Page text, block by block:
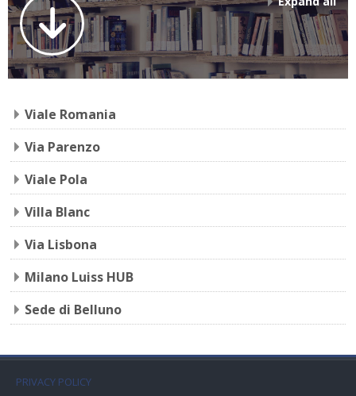
Viale Romania
Via Parenzo
Viale Pola
Villa Blanc
Via Lisbona
Milano Luiss HUB
Sede di Belluno
PRIVACY POLICY